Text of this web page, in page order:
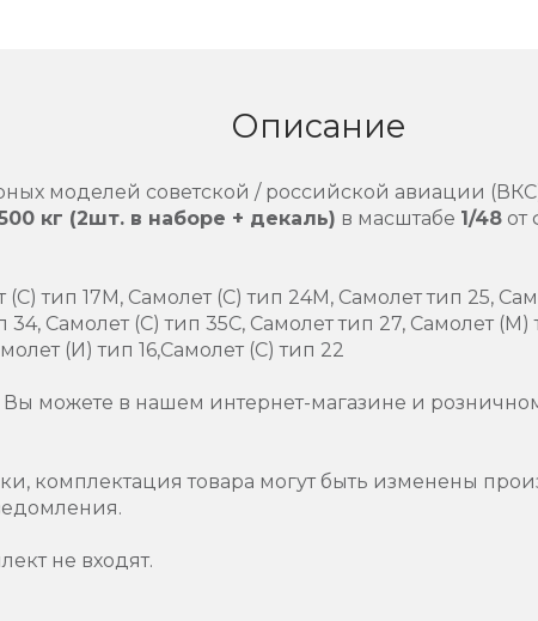
Описание
моделей советской / российской авиации
кг (2шт. в наборе + декаль) в масштабе 1/48 от
тип 17М, Самолет (С) тип 24М, Самолет тип 25,
34, Самолет (С) тип 35С, Самолет тип 27, Самолет
(И) тип 16,Самолет (С) тип 22
можете в нашем интернет-магазине и
комплектация товара могут быть изменены
не входят.